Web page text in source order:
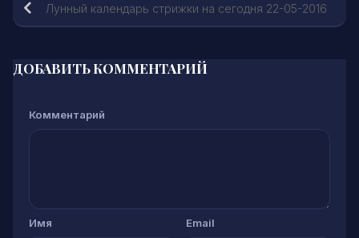
Лунный календарь стрижки на сегодня 22-05-2016
ДОБАВИТЬ КОММЕНТАРИЙ
Комментарий
Имя Email